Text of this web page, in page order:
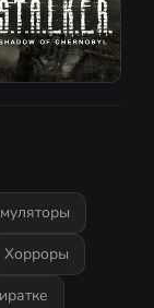
Хорроры